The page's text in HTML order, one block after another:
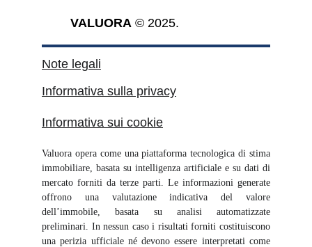
Valuora opera come una piattaforma tecnologica di stima
immobiliare, basata su intelligenza artificiale e su dati di
mercato forniti da terze parti. Le informazioni generate
offrono una valutazione indicativa del valore
dell’immobile, basata su analisi automatizzate
preliminari. In nessun caso i risultati forniti costituiscono
una perizia ufficiale né devono essere interpretati come
VALUORA © 2025.
Note legali
Informativa sulla privacy
Informativa sui cookie